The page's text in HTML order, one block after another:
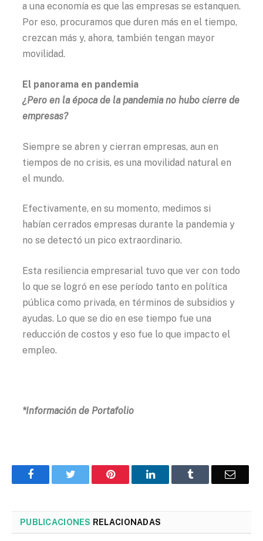
a una economía es que las empresas se estanquen.
Por eso, procuramos que duren más en el tiempo,
crezcan más y, ahora, también tengan mayor
movilidad.
El panorama en pandemia
¿Pero en la época de la pandemia no hubo cierre de
empresas?
Siempre se abren y cierran empresas, aun en
tiempos de no crisis, es una movilidad natural en
el mundo.
Efectivamente, en su momento, medimos si
habían cerrados empresas durante la pandemia y
no se detectó un pico extraordinario.
Esta resiliencia empresarial tuvo que ver con todo
lo que se logró en ese período tanto en política
pública como privada, en términos de subsidios y
ayudas. Lo que se dio en ese tiempo fue una
reducción de costos y eso fue lo que impacto el
empleo.
*Información de Portafolio
FacebookTwitter Pinterest LinkedInTumblr
PUBLICACIONES RELACIONADAS